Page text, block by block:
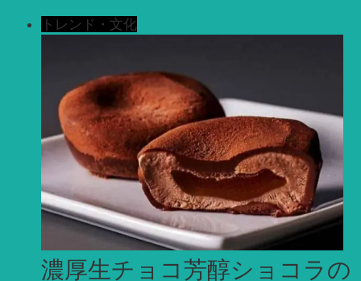
トレンド・文化
濃厚生チョコ芳醇ショコラの